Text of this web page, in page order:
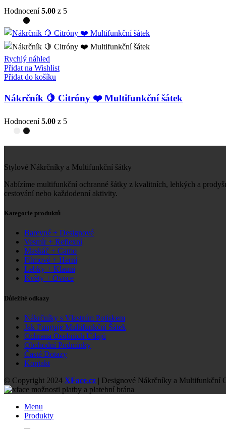
Hodnocení5.00 z 5
Rychlý náhled
Přidat na Wishlist
Přidat do košíku
Nákrčník 🍋 Citróny ❤️ Multifunkční šátek
Hodnocení5.00 z 5
Stylové Nákrčníky a Multifunkční šátky
Nabízíme multifunkční ochranné šátky z kvalitních, lehkých a
cestování nebo každodenní aktivity.
Kategorie produktů
Barevné + Designové
Vesmír + Reflexní
Maskáč + Camo
Filmové + Herní
Lebky + Klauni
Květy + Ovoce
Důležité odkazy
Nákrčníky s Vlastním Potiskem
Jak Funguje Multifunkční Šátek
Ochrana Osobních Údajů
Obchodní Podmínky
Časté Dotazy
Kontakt
© Copyright 2024 XFace.cz | Designové Nákrčníky a Multifunkční
Menu
Produkty